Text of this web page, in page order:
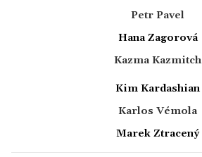
Petr Pavel
Hana Zagorová
Kazma Kazmitch
Kim Kardashian
Karlos Vémola
Marek Ztracený